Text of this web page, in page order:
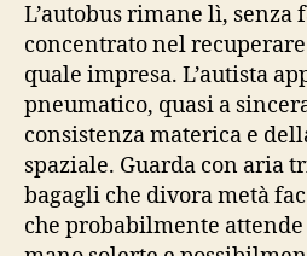
L’autobus rimane lì, senza
concentrato nel
quale impresa. L’autista
pneumatico, quasi a
consistenza materica e
spaziale. Guarda con aria
bagagli che divora metà
che probabilmente attende